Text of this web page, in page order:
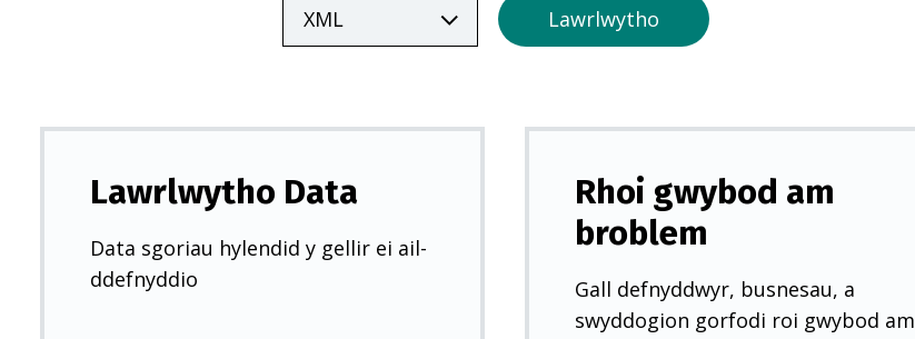
n
n
w
y
d
)
Lawrlwytho
Lawrlwytho Data
Data sgoriau hylendid y gellir ei ail-
ddefnyddio
Rhoi gwybod am
broblem
Gall defnyddwyr, busnesau, a
swyddogion gorfodi roi gwybod am